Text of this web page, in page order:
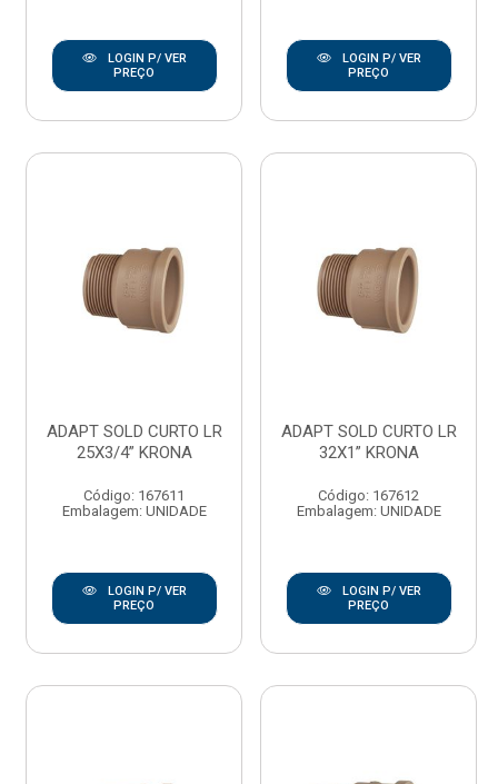
LOGIN P/ VER
PREÇO
LOGIN P/ VER
PREÇO
ADAPT SOLD CURTO LR
25X3/4” KRONA
Código: 167611
Embalagem: UNIDADE
LOGIN P/ VER
PREÇO
ADAPT SOLD CURTO LR
32X1” KRONA
Código: 167612
Embalagem: UNIDADE
LOGIN P/ VER
PREÇO